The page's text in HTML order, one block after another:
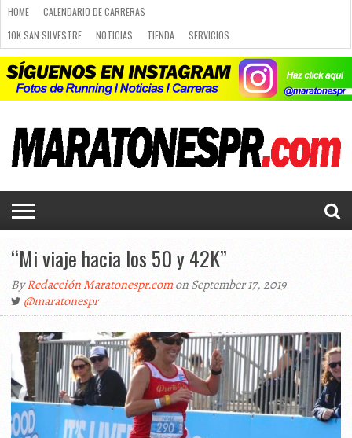
RUNNING
NOTICIAS
CALENDARIO
DE
CARRERAS
PLANES
DE
RUNNING
LUGARES
PARA
CORRER
10K SAN
SILVESTRE
CURSO
DE
RUNNING
TIENDA
SERVICIOS
CONTACTO
HOME
CALENDARIO DE CARRERAS
10K SAN SILVESTRE
NOTICIAS TIENDA
SERVICIOS
PLANES DE RUNNING
PUBLICIDAD
CARRERAS
LUGARES PARA CORRER
CALENDARIO DE CARRERAS
PORTAL DE MIEMBROS
“Mi viaje hacia los 50 y 42K”
ByRedacción Maratonespr.comon September 17, 2019
@maratonespr